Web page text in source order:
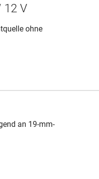
12 V
ohne
an 19-mm-